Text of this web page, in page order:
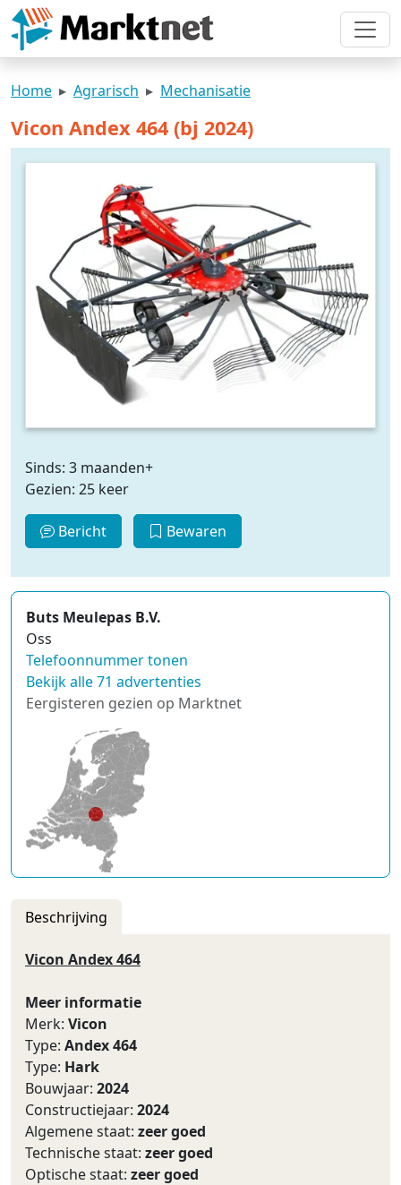
Home Agrarisch Mechanisatie
Vicon Andex 464 (bj 2024)
Sinds: 3 maanden+
Gezien: 25 keer
Bericht Bewaren
Buts Meulepas B.V.
Oss
Telefoonnummer tonen
Bekijk alle 71 advertenties
Eergisteren gezien op Marktnet
Beschrijving
Vicon Andex 464
Meer informatie
Merk: Vicon
Type: Andex 464
Type: Hark
Bouwjaar: 2024
Constructiejaar: 2024
Algemene staat: zeer goed
Technische staat: zeer goed
Optische staat: zeer goed